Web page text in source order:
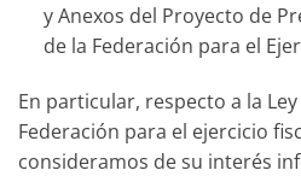
y Anexos del Proyecto de
de la Federación para el
En particular, respecto a la
Federación para el ejercicio
consideramos de su interés